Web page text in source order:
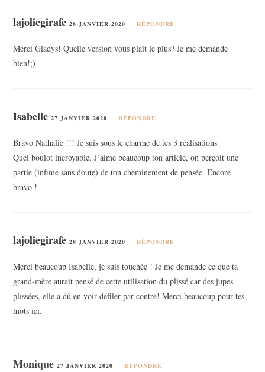
lajoliegirafe 28 JANVIER 2020 RÉPONDRE
Merci Gladys! Quelle version vous plaît le plus? Je me demande
bien!;)
Isabelle 27 JANVIER 2020 RÉPONDRE
Bravo Nathalie !!! Je suis sous le charme de tes 3 réalisations.
Quel boulot incroyable. J’aime beaucoup ton article, on perçoit une
partie (infime sans doute) de ton cheminement de pensée. Encore
bravo !
lajoliegirafe 28 JANVIER 2020 RÉPONDRE
Merci beaucoup Isabelle, je suis touchée ! Je me demande ce que ta
grand-mère aurait pensé de cette utilisation du plissé car des jupes
plissées, elle a dû en voir défiler par contre! Merci beaucoup pour tes
mots ici.
Monique27 JANVIER 2020 RÉPONDRE